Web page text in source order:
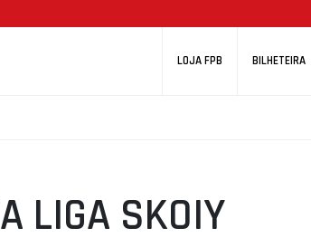
LOJA FPB BILHETEIRA
LIGA SKOIY